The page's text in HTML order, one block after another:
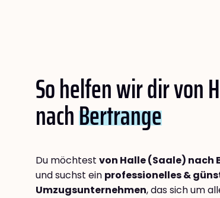
So helfen wir dir von
nachBertrange
Du möchtest von Halle (Saale) nach
und suchst ein professionelles &
Umzugsunternehmen, das sich um